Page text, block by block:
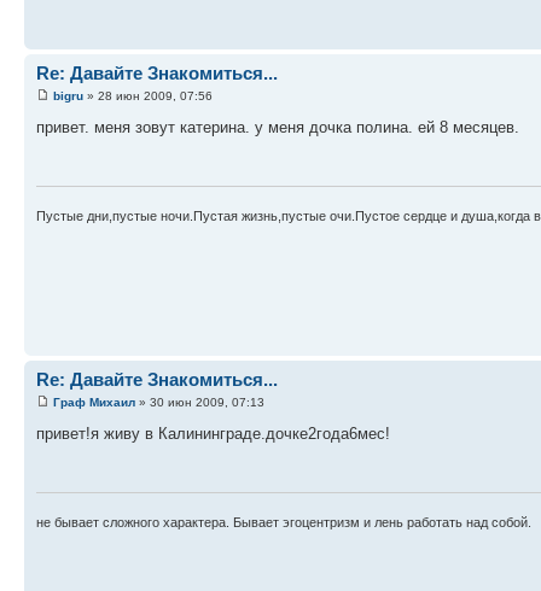
Re: Давайте Знакомиться...
bigru » 28 июн 2009, 07:56
привет. меня зовут катерина. у меня дочка полина. ей 8 месяцев.
Пустые дни,пустые ночи.Пустая жизнь,пустые очи.Пустое сердце и душа,когда
Re: Давайте Знакомиться...
Граф Михаил » 30 июн 2009, 07:13
привет!я живу в Калининграде.дочке2года6мес!
не бывает сложного характера. Бывает эгоцентризм и лень работать над собой.